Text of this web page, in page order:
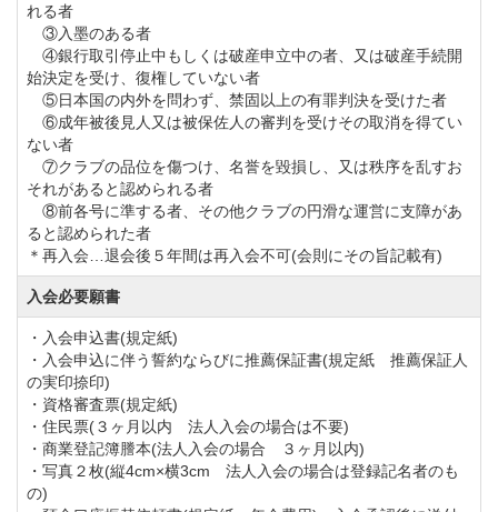
45,650円（税込）
平日会員(月～金)【改定前】22,000円（税込）→【改
定後】23,650円（税込）
◆周辺ゴルフ場
「香取カントリークラブ 」「 小見川東急ゴルフクラ
」「大栄カントリー倶楽部」「長太郎カントリーク
ラブ」
◆交通機関
・自動車をご利用の場合
東関東自動車道「佐原香取IC」より7km
・電車をご利用の場合
JR成田線「佐原駅」下車、車で約20分。快速利用で約
2時間で佐原駅にアクセス可能。
れる者
③入墨のある者
④銀行取引停止中もしくは破産申立中の者、又は破産手続開
始決定を受け、復権していない者
⑤日本国の内外を問わず、禁固以上の有罪判決を受けた者
⑥成年被後見人又は被保佐人の審判を受けその取消を得てい
ない者
⑦クラブの品位を傷つけ、名誉を毀損し、又は秩序を乱すお
それがあると認められる者
⑧前各号に準する者、その他クラブの円滑な運営に支障があ
ると認められた者
＊再入会…退会後５年間は再入会不可(会則にその旨記載有)
入会必要願書
・入会申込書(規定紙)
・入会申込に伴う誓約ならびに推薦保証書(規定紙 推薦保証人
の実印捺印)
・資格審査票(規定紙)
・住民票(３ヶ月以内 法人入会の場合は不要)
・商業登記簿謄本(法人入会の場合 ３ヶ月以内)
・写真２枚(縦4cm×横3cm 法人入会の場合は登録記名者のも
の)